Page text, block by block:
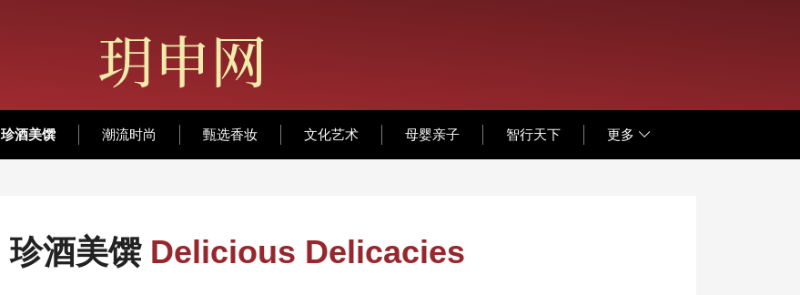
珍酒美馔 潮流时尚 甄选香妆 文化艺术 母婴亲子 智行天下 更多
珍酒美馔 Delicious Delicacies